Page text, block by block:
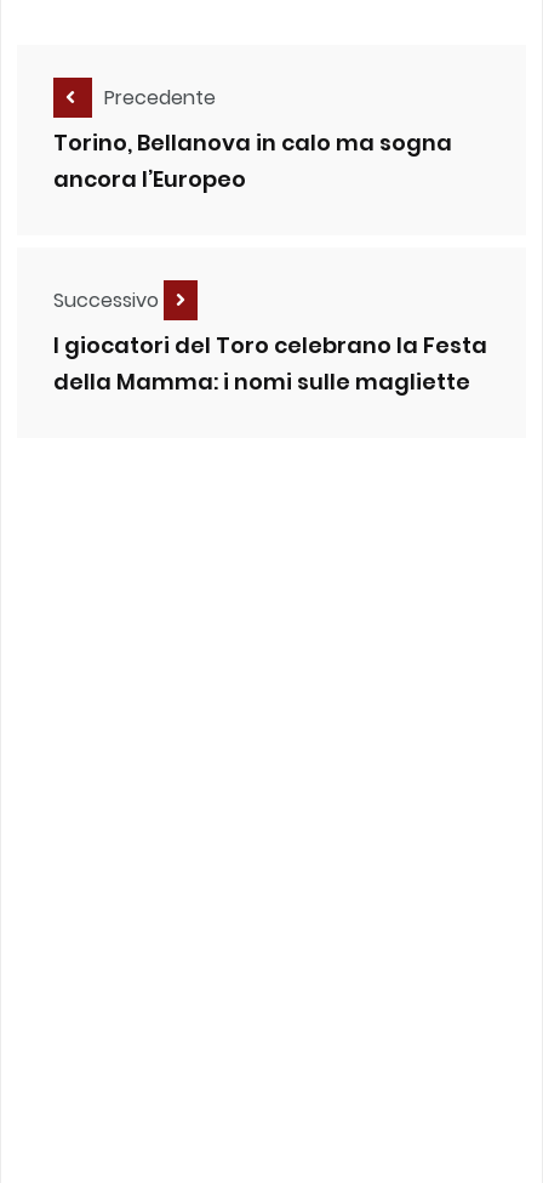
Precedente
Torino, Bellanova in calo ma sogna
ancora l’Europeo
Successivo
I giocatori del Toro celebrano la Festa
della Mamma: i nomi sulle magliette